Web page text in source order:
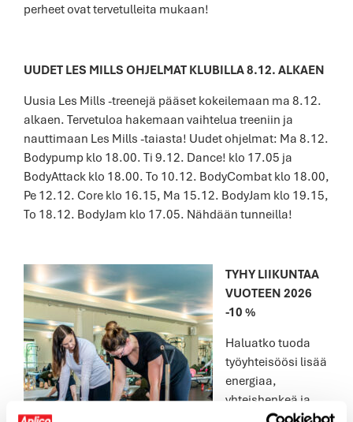
perheet ovat tervetulleita mukaan!
UUDET LES MILLS OHJELMAT KLUBILLA 8.12. ALKAEN
Uusia Les Mills -treenejä pääset kokeilemaan ma 8.12.
alkaen. Tervetuloa hakemaan vaihtelua treeniin ja
nauttimaan Les Mills -taiasta! Uudet ohjelmat: Ma 8.12.
Bodypump klo 18.00. Ti 9.12. Dance! klo 17.05 ja
BodyAttack klo 18.00. To 10.12. BodyCombat klo 18.00,
Pe 12.12. Core klo 16.15, Ma 15.12. BodyJam klo 19.15,
To 18.12. BodyJam klo 17.05. Nähdään tunneilla!
TYHY LIIKUNTAA
VUOTEEN 2026
-10 %
Haluatko tuoda
työyhteisöösi lisää
energiaa,
yhteishenkeä ja
hyvinvointia?